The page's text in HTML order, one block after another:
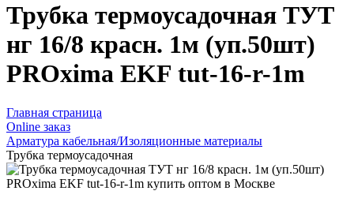
Трубка термоусадочная ТУТ
нг 16/8 красн. 1м (уп.50шт)
PROxima EKF tut-16-r-1m
Главная страница
Оnline заказ
Арматура кабельная/Изоляционные материалы
Трубка термоусадочная